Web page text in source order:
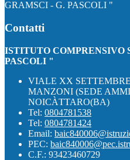
GRAMSCI - G. PASCOLI "
Contatti
ISTITUTO COMPRENSIVO
PASCOLI "
VIALE XX
MANZONI (SEDE
NOICÀTTARO(BA)
Tel: 0804781538
Tel: 0804781424
Email:
PEC:
C.F.: 93423460729